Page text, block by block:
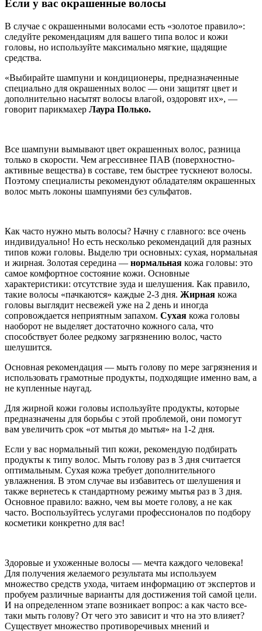
Если у вас окрашенные волосы
В случае с окрашенными волосами есть «золотое правило»:
следуйте рекомендациям для вашего типа волос и кожи
головы, но используйте максимально мягкие, щадящие
средства.
«Выбирайте шампуни и кондиционеры, предназначенные
специально для окрашенных волос — они защитят цвет и
дополнительно насытят волосы влагой, оздоровят их», —
говорит парикмахер Лаура Полько.
Все шампуни вымывают цвет окрашенных волос, разница
только в скорости. Чем агрессивнее ПАВ (поверхностно-
активные вещества) в составе, тем быстрее тускнеют волосы.
Поэтому специалисты рекомендуют обладателям окрашенных
волос мыть локоны шампунями без сульфатов.
Как часто нужно мыть волосы? Начну с главного: все очень
индивидуально! Но есть несколько рекомендаций для разных
типов кожи головы. Выделю три основных: сухая, нормальная
и жирная. Золотая середина — нормальная кожа головы: это
самое комфортное состояние кожи. Основные
характеристики: отсутствие зуда и шелушения. Как правило,
такие волосы «пачкаются» каждые 2-3 дня. Жирная кожа
головы выглядит несвежей уже на 2 день и иногда
сопровождается неприятным запахом. Сухая кожа головы
наоборот не выделяет достаточно кожного сала, что
способствует более редкому загрязнению волос, часто
шелушится.
Основная рекомендация — мыть голову по мере загрязнения и
использовать грамотные продукты, подходящие именно вам, а
не купленные наугад.
Для жирной кожи головы используйте продукты, которые
предназначены для борьбы с этой проблемой, они помогут
вам увеличить срок «от мытья до мытья» на 1-2 дня.
Если у вас нормальный тип кожи, рекомендую подбирать
продукты к типу волос. Мыть голову раз в 3 дня считается
оптимальным. Сухая кожа требует дополнительного
увлажнения. В этом случае вы избавитесь от шелушения и
также вернетесь к стандартному режиму мытья раз в 3 дня.
Основное правило: важно, чем вы моете голову, а не как
часто. Воспользуйтесь услугами профессионалов по подбору
косметики конкретно для вас!
Здоровые и ухоженные волосы — мечта каждого человека!
Для получения желаемого результата мы используем
множество средств ухода, читаем информацию от экспертов и
пробуем различные варианты для достижения той самой цели.
И на определенном этапе возникает вопрос: а как часто все-
таки мыть голову? От чего это зависит и что на это влияет?
Существует множество противоречивых мнений и